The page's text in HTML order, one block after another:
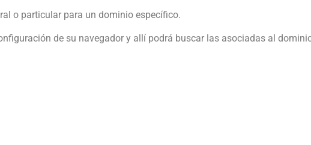
o particular para un dominio específico.
de su navegador y allí podrá buscar las asociadas al